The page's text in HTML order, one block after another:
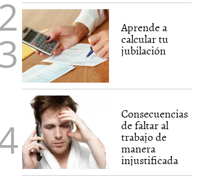
Aprende a
calcular tu
jubilación
Consecuencias
de faltar al
trabajo de
manera
injustificada